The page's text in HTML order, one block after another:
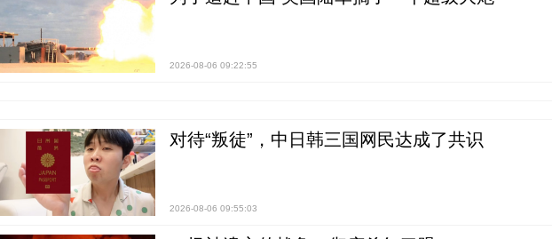
2026-08-06 09:22:55
对待“叛徒”，中日韩三国网民达成了共识
2026-08-06 09:55:03